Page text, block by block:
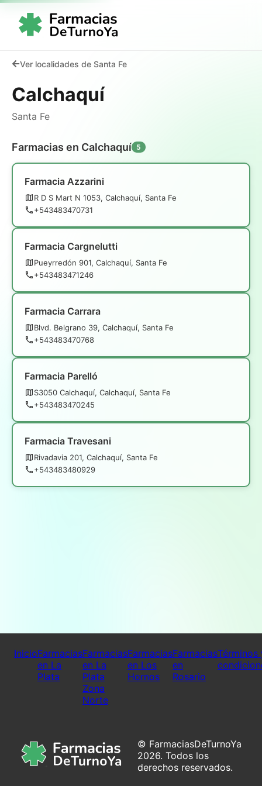
Ver localidades de Santa Fe
Calchaquí
Santa Fe
Farmacias en Calchaquí 5
Farmacia Azzarini
R D S Mart N 1053, Calchaquí, Santa Fe
+543483470731
Farmacia Cargnelutti
Pueyrredón 901, Calchaquí, Santa Fe
+543483471246
Farmacia Carrara
Blvd. Belgrano 39, Calchaquí, Santa Fe
+543483470768
Farmacia Parelló
S3050 Calchaquí, Calchaquí, Santa Fe
+543483470245
Farmacia Travesani
Rivadavia 201, Calchaquí, Santa Fe
+543483480929
InicioFarmacias
en La
Plata
Farmacias
en La
Plata
Zona
Norte
Farmacias
en Los
Hornos
Farmacias
en
Rosario
Términos
© FarmaciasDeTurnoYa
2026. Todos los
derechos reservados.